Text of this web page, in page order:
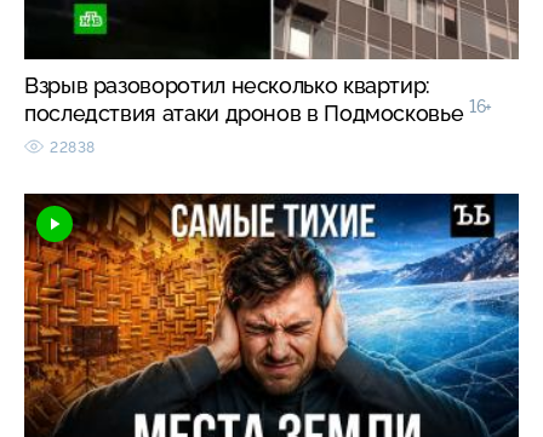
Взрыв разоворотил несколько квартир:
последствия атаки дронов в Подмосковье 16+
22838